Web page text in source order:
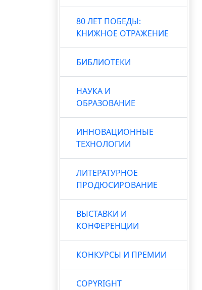
80 ЛЕТ ПОБЕДЫ:
КНИЖНОЕ ОТРАЖЕНИЕ
БИБЛИОТЕКИ
НАУКА И
ОБРАЗОВАНИЕ
ИННОВАЦИОННЫЕ
ТЕХНОЛОГИИ
ЛИТЕРАТУРНОЕ
ПРОДЮСИРОВАНИЕ
ВЫСТАВКИ И
КОНФЕРЕНЦИИ
КОНКУРСЫ И ПРЕМИИ
COPYRIGHT